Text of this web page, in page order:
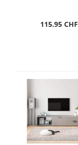
115.95 CHF